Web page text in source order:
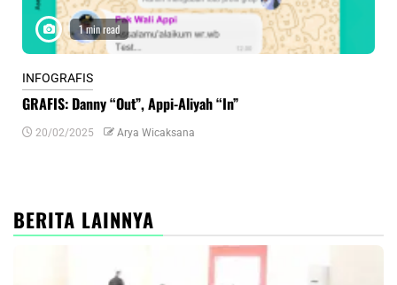
1 min read
INFOGRAFIS
GRAFIS: Danny “Out”, Appi-Aliyah “In”
20/02/2025 Arya Wicaksana
BERITA LAINNYA